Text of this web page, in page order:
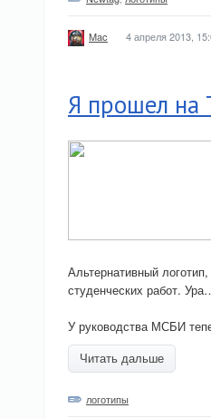
Mac 4 апреля 2013,
Я прошел на
Альтернативный
студенческих работ.
У руководства МСБИ
Читать дальше
логотипы